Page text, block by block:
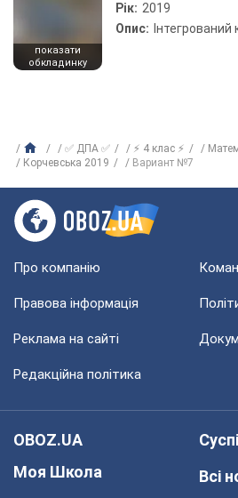
показати
обкладинку
Рік: 2019
Опис: Інтегрований
✅ ДПА ✅ ⚡ 4 клас ⚡
Корчевська 2019
Вариант №7
Про компанію
Правова інформація
Реклама на сайті
Редакційна політика
OBOZ.UA
Моя Школа
Всі